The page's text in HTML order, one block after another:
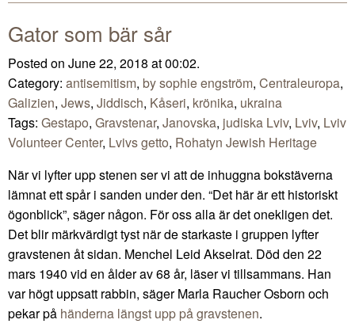
Gator som bär sår
Posted on June 22, 2018 at 00:02.
Category: antisemitism, by sophie engström, Centraleuropa,
Galizien, Jews, Jiddisch, Kåseri, krönika, ukraina
Tags: Gestapo, Gravstenar, Janovska, judiska Lviv, Lviv, Lviv
Volunteer Center, Lvivs getto, Rohatyn Jewish Heritage
När vi lyfter upp stenen ser vi att de inhuggna bokstäverna
lämnat ett spår i sanden under den. “Det här är ett historiskt
ögonblick”, säger någon. För oss alla är det onekligen det.
Det blir märkvärdigt tyst när de starkaste i gruppen lyfter
gravstenen åt sidan. Menchel Leid Akselrat. Död den 22
mars 1940 vid en ålder av 68 år, läser vi tillsammans. Han
var högt uppsatt rabbin, säger Marla Raucher Osborn och
pekar på händerna längst upp på gravstenen.